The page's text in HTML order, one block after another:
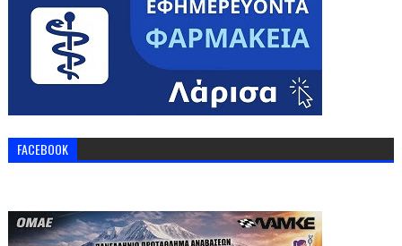
FACEBOOK